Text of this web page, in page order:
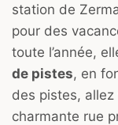
station de
pour des
toute l’année,
de pistes, en
des pistes,
charmante rue